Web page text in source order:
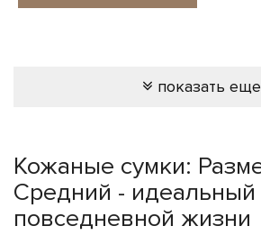
показать еще
Кожаные сумки:
Средний -
повседневной жизни